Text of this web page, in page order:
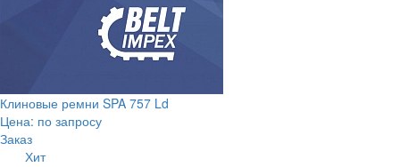
Клиновые ремни SPA 757 Ld
Цена: по запросу
Заказ
Хит